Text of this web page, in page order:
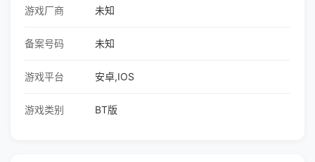
游戏厂商 未知
备案号码 未知
游戏平台 安卓,IOS
游戏类别 BT版